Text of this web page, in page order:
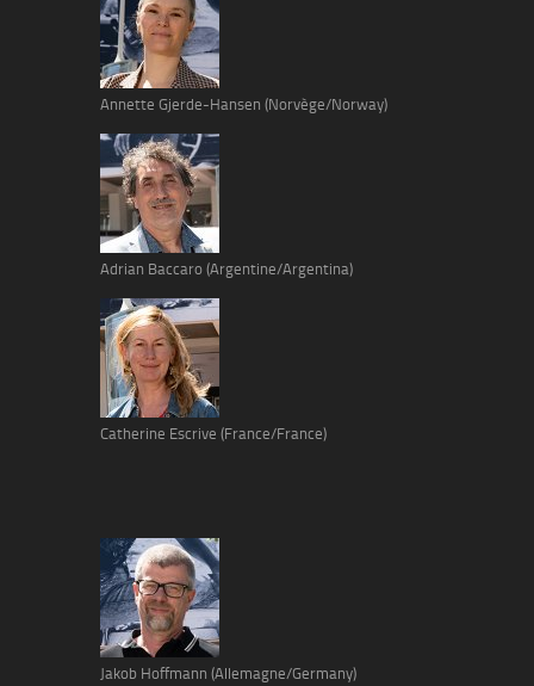
Annette Gjerde-Hansen (Norvège/Norway)
Adrian Baccaro (Argentine/Argentina)
Catherine Escrive (France/France)
Jakob Hoffmann (Allemagne/Germany)